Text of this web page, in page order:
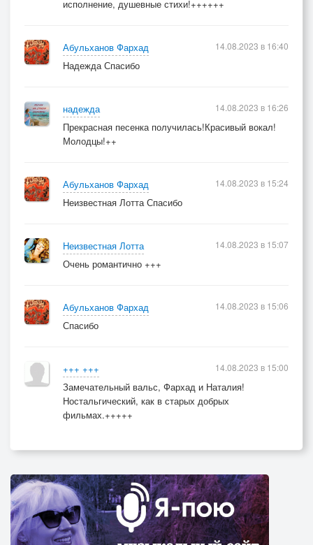
исполнение, душевные стихи!++++++
Абульханов Фархад
Надежда Спасибо
14.08.2023 в 16:40
надежда
Прекрасная песенка получилась!Красивый вокал!
Молодцы!++
14.08.2023 в 16:26
Абульханов Фархад
Неизвестная Лотта Спасибо
14.08.2023 в 15:24
Неизвестная Лотта
Очень романтично +++
14.08.2023 в 15:07
Абульханов Фархад
Спасибо
14.08.2023 в 15:06
+++ +++
Замечательный вальс, Фархад и Наталия!
Ностальгический, как в старых добрых
фильмах.+++++
14.08.2023 в 15:00